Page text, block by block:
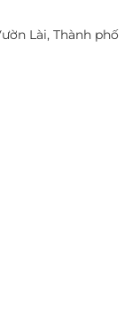
Lài, Thành phố